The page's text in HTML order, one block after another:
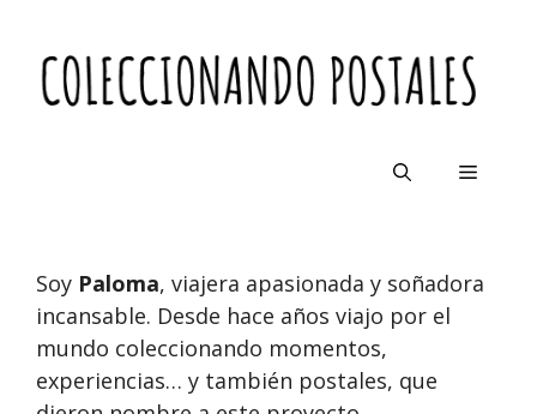
contenido
Menú
Soy Paloma, viajera apasionada y soñadora
incansable. Desde hace años viajo por el
mundo coleccionando momentos,
experiencias… y también postales, que